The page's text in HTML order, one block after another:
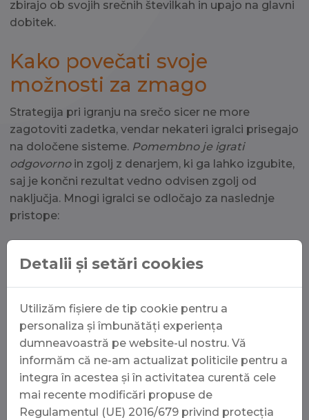
zbirajo ob svojih srečnih številkah in upajo na glavni
dobitek.
Kako povečati svoje
možnosti za zmago
Strategija pri igranju na srečo sicer ne more
zagotoviti zadetka, vendar nekateri igralci prisegajo
na določene sisteme. Pomembno je igrati
odgovornoin zgolj z denarjem, ki ga lahko izgubite,
saj je končni rezultat vedno odvisen zgolj od
naključja. Mnogi igralci se odločajo za naslednje
pristope:
Izbira naključnih številk s pomočjo
generatorja.
Povezovanje v skupinske stave s prijatelji.
Slovenija je bila v preteklosti že večkrat prizorišče
velikih zmag, kar igro dela še bolj privlačno za
lokalne prebivalce. Ne glede na to, ali igrate preko
spleta ali pa obiščete najbližjo poslovalnico, je
ključno, da ostajate v okvirih zabave. Naj bo vaša
Detalii și setări cookies
Utilizăm fișiere de tip cookie pentru a
personaliza și îmbunătăți experiența
dumneavoastră pe website-ul nostru. Vă
informăm că ne-am actualizat politicile pentru a
integra în acestea și în activitatea curentă cele
mai recente modificări propuse de
Regulamentul (UE) 2016/679 privind protecția